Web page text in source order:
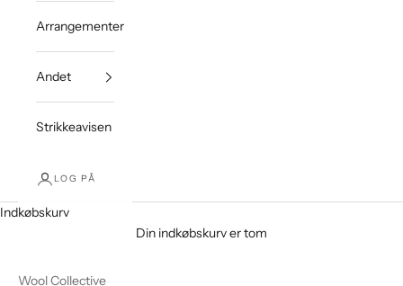
Arrangementer
Andet
Strikkeavisen
LOG PÅ
Indkøbskurv
Din indkøbskurv er tom
Wool Collective